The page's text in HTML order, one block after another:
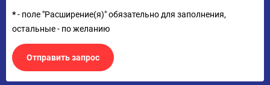
*- поле "Расширение(я)" обязательно для заполнения,
остальные - по желанию